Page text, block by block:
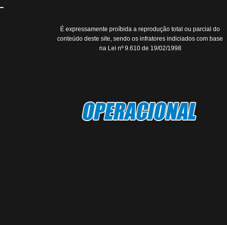
É expressamente proíbida a reprodução total ou parcial do
conteúdo deste site, sendo os infratores indiciados com base
na Lei nº 9.610 de 19/02/1998